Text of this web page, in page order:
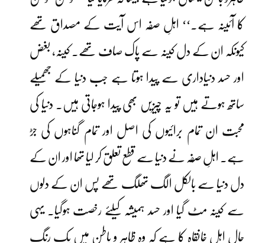
کا آئینہ ہے۔‘‘ اہلِ صفہ اس آیت کے مصداق تھے
کیونکہ ان کے دل کینہ سے پاک صاف تھے۔ کینہ، بغض
اور حسد دنیاداری سے پیدا ہوتا ہے جب دنیا کے جھمیلے
ساتھ ہوتے ہیں تو یہ چیزیں بھی پیدا ہوجاتی ہیں۔ دنیا کی
محبت ان تمام برائیوں کی اصل اور تمام گناہوں کی جڑ
ہے۔ اہلِ صُفہ نے دنیا سے قطع تعلق کر لیا تھا اور ان کے
دل دنیا سے بالکل الگ تھلگ تھے پس ان کے دلوں
سے کینہ مٹ گیا اور حسد ہمیشہ کیلئے رخصت ہوگیا۔ یہی
حال اہلِ خانقاہ کا ہے کہ وہ ظاہر و باطن میں یک رنگ